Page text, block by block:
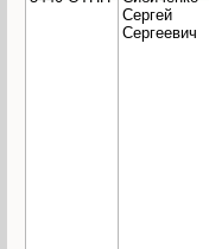
Сергей
Сергеевич